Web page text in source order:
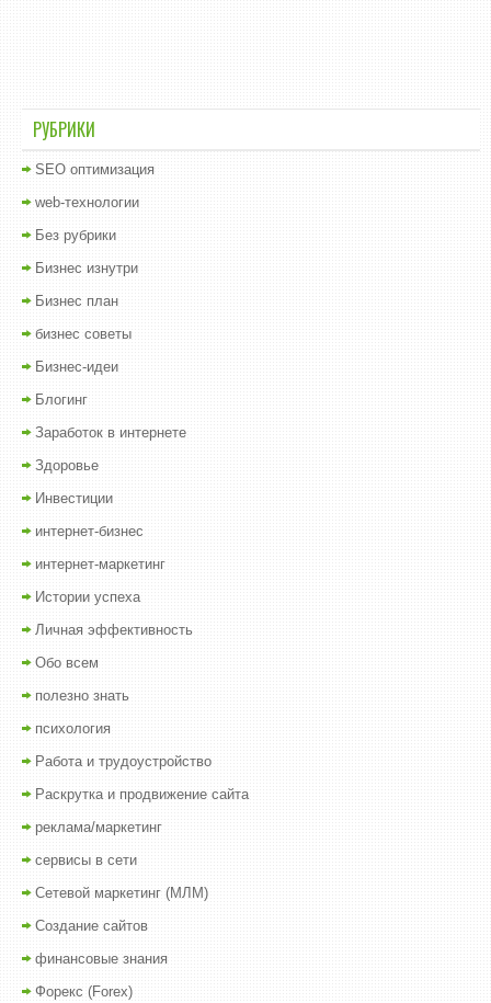
РУБРИКИ
SEO оптимизация
web-технологии
Без рубрики
Бизнес изнутри
Бизнес план
бизнес советы
Бизнес-идеи
Блогинг
Заработок в интернете
Здоровье
Инвестиции
интернет-бизнес
интернет-маркетинг
Истории успеха
Личная эффективность
Обо всем
полезно знать
психология
Работа и трудоустройство
Раскрутка и продвижение сайта
реклама/маркетинг
сервисы в сети
Сетевой маркетинг (МЛМ)
Создание сайтов
финансовые знания
Форекс (Forex)